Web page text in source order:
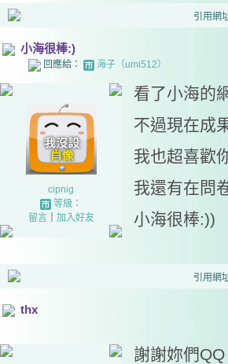
引用網
小海很棒:)
回應給： 海子（umi512）
cipnig
等級：
留言｜ 加入好友
看了小海的
不過現在成
我也超喜歡
我還有在問
小海很棒:))
引用網
thx
謝謝妳們QQ